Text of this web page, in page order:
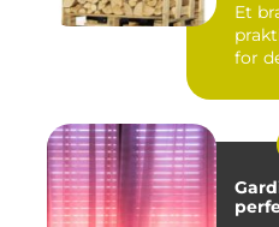
Et
for